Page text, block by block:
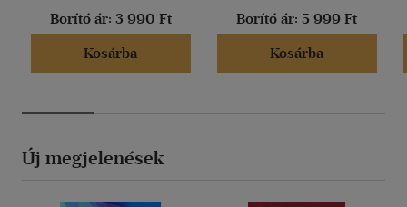
Borító ár: 3 990 Ft
Kosárba
Borító ár: 5 999 Ft
Kosárba
Új megjelenések